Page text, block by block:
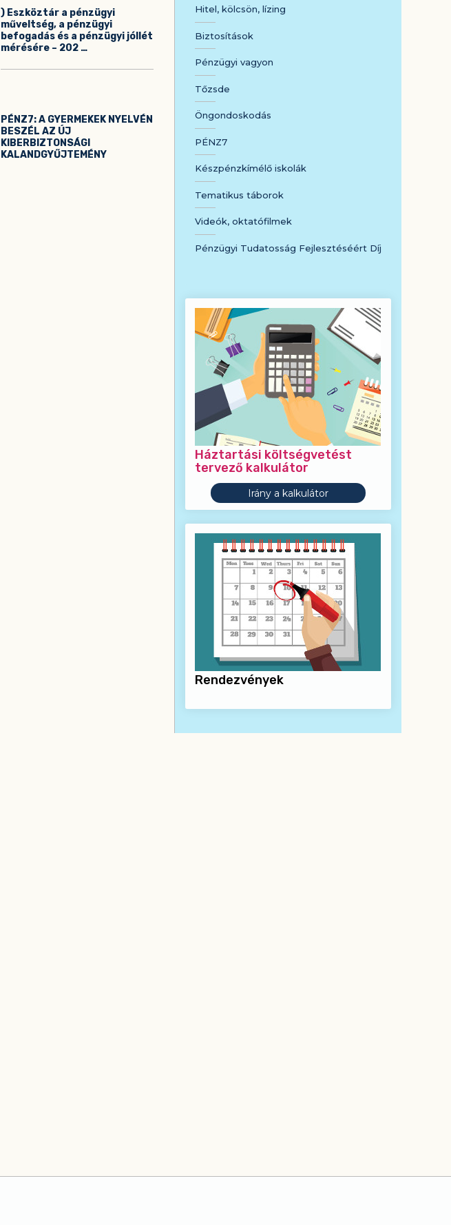
) Eszköztár a pénzügyi
műveltség, a pénzügyi
befogadás és a pénzügyi jóllét
mérésére – 202 …
PÉNZ7: A GYERMEKEK NYELVÉN
BESZÉL AZ ÚJ
KIBERBIZTONSÁGI
KALANDGYŰJTEMÉNY
Hitel, kölcsön, lízing
Biztosítások
Pénzügyi vagyon
Tőzsde
Öngondoskodás
PÉNZ7
Készpénzkímélő iskolák
Tematikus táborok
Videók, oktatófilmek
Pénzügyi Tudatosság Fejlesztéséért Díj
Háztartási költségvetést
tervező kalkulátor
Irány a kalkulátor
Rendezvények